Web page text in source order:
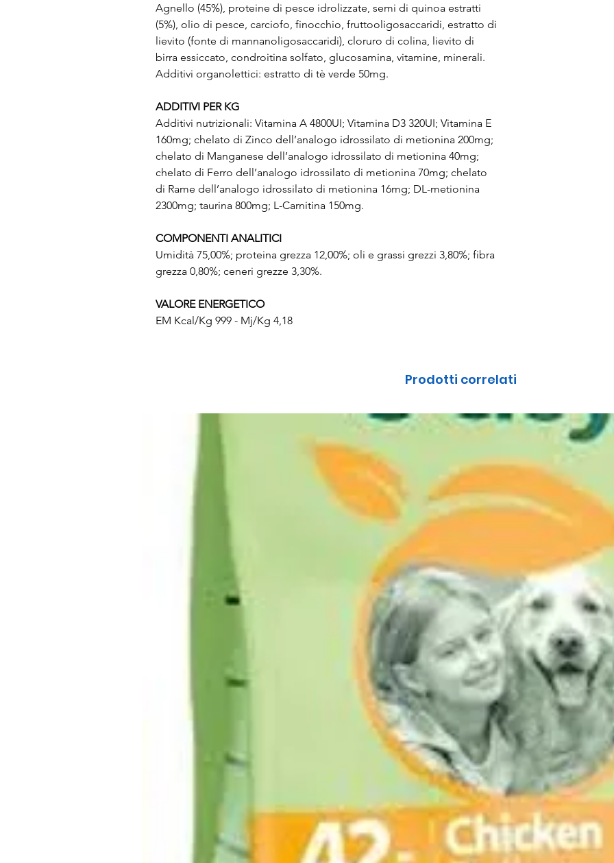
Agnello (45%), proteine di pesce idrolizzate, semi di quinoa estratti
(5%), olio di pesce, carciofo, finocchio, fruttooligosaccaridi, estratto di
lievito (fonte di mannanoligosaccaridi), cloruro di colina, lievito di
birra essiccato, condroitina solfato, glucosamina, vitamine, minerali.
Additivi organolettici: estratto di tè verde 50mg.
ADDITIVI PER KG
Additivi nutrizionali: Vitamina A 4800UI; Vitamina D3 320UI; Vitamina E
160mg; chelato di Zinco dell’analogo idrossilato di metionina 200mg;
chelato di Manganese dell’analogo idrossilato di metionina 40mg;
chelato di Ferro dell’analogo idrossilato di metionina 70mg; chelato
di Rame dell’analogo idrossilato di metionina 16mg; DL-metionina
2300mg; taurina 800mg; L-Carnitina 150mg.
COMPONENTI ANALITICI
Umidità 75,00%; proteina grezza 12,00%; oli e grassi grezzi 3,80%; fibra
grezza 0,80%; ceneri grezze 3,30%.
VALORE ENERGETICO
EM Kcal/Kg 999 - Mj/Kg 4,18
Prodotti correlati